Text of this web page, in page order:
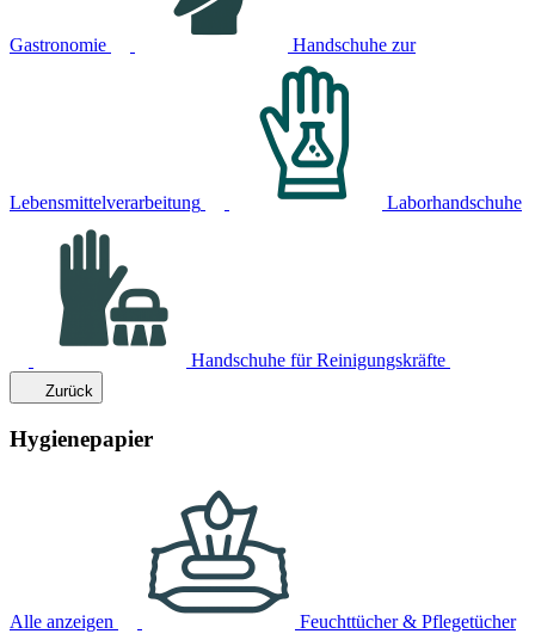
Gastronomie Handschuhe zur
Lebensmittelverarbeitung Laborhandschuhe
Handschuhe für Reinigungskräfte
Zurück
Hygienepapier
Alle anzeigen Feuchttücher & Pflegetücher